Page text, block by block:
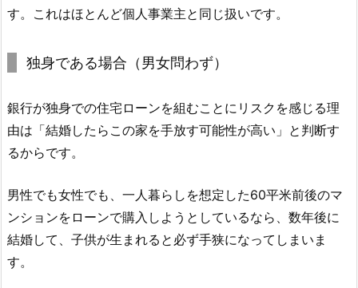
す。これはほとんど個人事業主と同じ扱いです。
独身である場合（男女問わず）
銀行が独身での住宅ローンを組むことにリスクを感じる理
由は「結婚したらこの家を手放す可能性が高い」と判断す
るからです。
男性でも女性でも、一人暮らしを想定した60平米前後のマ
ンションをローンで購入しようとしているなら、数年後に
結婚して、子供が生まれると必ず手狭になってしまいま
す。